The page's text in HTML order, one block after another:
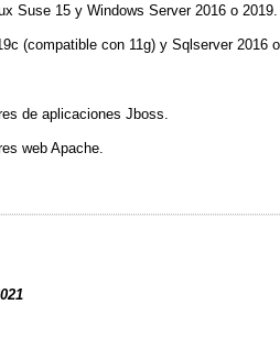
Suse 15 y Windows Server 2016 o 2019.
(compatible con 11g) y Sqlserver 2016
de aplicaciones Jboss.
web Apache.